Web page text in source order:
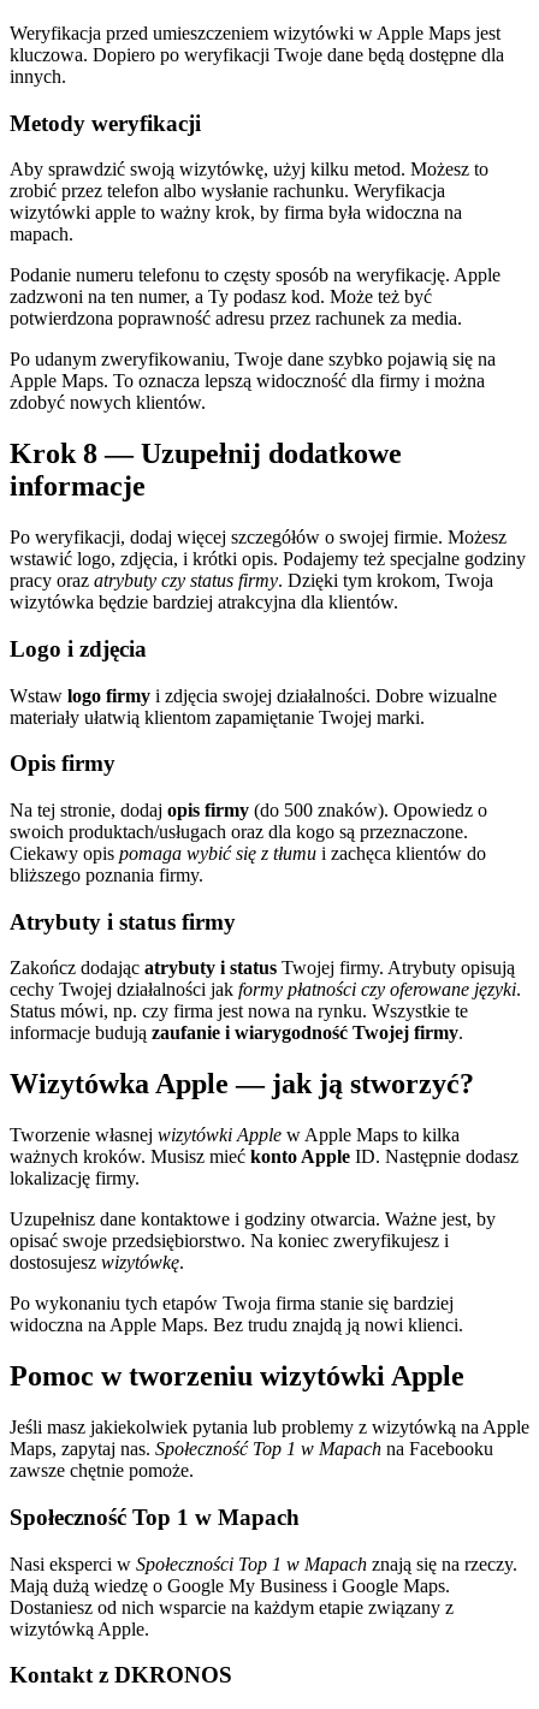
Weryfikacja przed umieszczeniem wizytówki w Apple Maps jest
kluczowa. Dopiero po weryfikacji Twoje dane będą dostępne dla
innych.
Metody weryfikacji
Aby sprawdzić swoją wizytówkę, użyj kilku metod. Możesz to
zrobić przez telefon albo wysłanie rachunku. Weryfikacja
wizytówki apple to ważny krok, by firma była widoczna na
mapach.
Podanie numeru telefonu to częsty sposób na weryfikację. Apple
zadzwoni na ten numer, a Ty podasz kod. Może też być
potwierdzona poprawność adresu przez rachunek za media.
Po udanym zweryfikowaniu, Twoje dane szybko pojawią się na
Apple Maps. To oznacza lepszą widoczność dla firmy i można
zdobyć nowych klientów.
Krok 8 — Uzupełnij dodatkowe
informacje
Po weryfikacji, dodaj więcej szczegółów o swojej firmie. Możesz
wstawić logo, zdjęcia, i krótki opis. Podajemy też specjalne godziny
pracy oraz atrybuty czy status firmy. Dzięki tym krokom, Twoja
wizytówka będzie bardziej atrakcyjna dla klientów.
Logo i zdjęcia
Wstaw logo firmy i zdjęcia swojej działalności. Dobre wizualne
materiały ułatwią klientom zapamiętanie Twojej marki.
Opis firmy
Na tej stronie, dodaj opis firmy (do 500 znaków). Opowiedz o
swoich produktach/usługach oraz dla kogo są przeznaczone.
Ciekawy opis pomaga wybić się z tłumu i zachęca klientów do
bliższego poznania firmy.
Atrybuty i status firmy
Zakończ dodając atrybuty i status Twojej firmy. Atrybuty opisują
cechy Twojej działalności jak formy płatności czy oferowane języki.
Status mówi, np. czy firma jest nowa na rynku. Wszystkie te
informacje budują zaufanie i wiarygodność Twojej firmy.
Wizytówka Apple — jak ją stworzyć?
Tworzenie własnej wizytówki Apple w Apple Maps to kilka
ważnych kroków. Musisz mieć konto Apple ID. Następnie dodasz
lokalizację firmy.
Uzupełnisz dane kontaktowe i godziny otwarcia. Ważne jest, by
opisać swoje przedsiębiorstwo. Na koniec zweryfikujesz i
dostosujesz wizytówkę.
Po wykonaniu tych etapów Twoja firma stanie się bardziej
widoczna na Apple Maps. Bez trudu znajdą ją nowi klienci.
Pomoc w tworzeniu wizytówki Apple
Jeśli masz jakiekolwiek pytania lub problemy z wizytówką na Apple
Maps, zapytaj nas. Społeczność Top 1 w Mapach na Facebooku
zawsze chętnie pomoże.
Społeczność Top 1 w Mapach
Nasi eksperci w Społeczności Top 1 w Mapach znają się na rzeczy.
Mają dużą wiedzę o Google My Business i Google Maps.
Dostaniesz od nich wsparcie na każdym etapie związany z
wizytówką Apple.
Kontakt z DKRONOS